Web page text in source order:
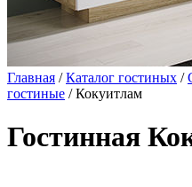
Главная /Каталог гостиных /
гостиные / Кокуитлам
Гостинная